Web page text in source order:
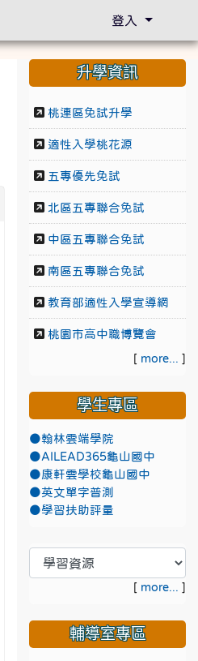
升學資訊
桃連區免試升學
適性入學桃花源
五專優先免試
北區五專聯合免試
中區五專聯合免試
南區五專聯合免試
教育部適性入學宣導網
桃園市高中職博覽會
[ more... ]
學生專區
●翰林雲端學院
●AILEAD365龜山國中
●康軒雲學校龜山國中
●英文單字普測
●學習扶助評量
[ more... ]
輔導室專區
登入